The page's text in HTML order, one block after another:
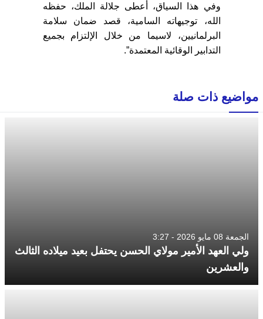
وفي هذا السياق، أعطى جلالة الملك، حفظه
الله، توجيهاته السامية، قصد ضمان سلامة
البرلمانيين، لاسيما من خلال الإلتزام بجميع
التدابير الوقائية المعتمدة”.
مواضيع ذات صلة
الجمعة 08 مايو 2026 - 3:27
ولي العهد الأمير مولاي الحسن يحتفل بعيد ميلاده الثالث
والعشرين